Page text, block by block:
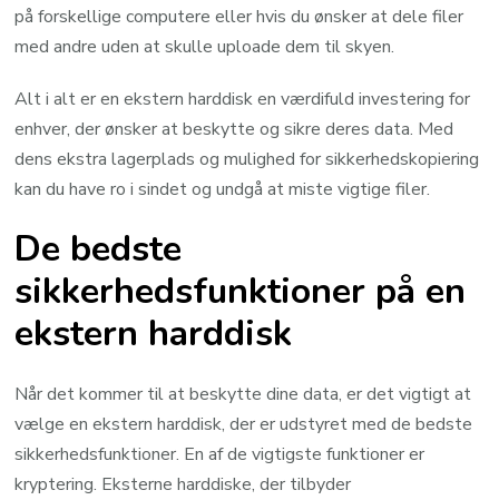
på forskellige computere eller hvis du ønsker at dele filer
med andre uden at skulle uploade dem til skyen.
Alt i alt er en ekstern harddisk en værdifuld investering for
enhver, der ønsker at beskytte og sikre deres data. Med
dens ekstra lagerplads og mulighed for sikkerhedskopiering
kan du have ro i sindet og undgå at miste vigtige filer.
De bedste
sikkerhedsfunktioner på en
ekstern harddisk
Når det kommer til at beskytte dine data, er det vigtigt at
vælge en ekstern harddisk, der er udstyret med de bedste
sikkerhedsfunktioner. En af de vigtigste funktioner er
kryptering. Eksterne harddiske, der tilbyder